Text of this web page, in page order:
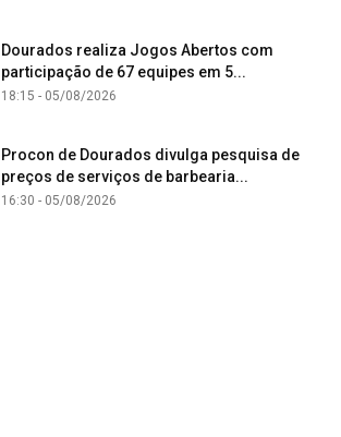
Dourados realiza Jogos Abertos com
participação de 67 equipes em 5...
18:15 - 05/08/2026
Procon de Dourados divulga pesquisa de
preços de serviços de barbearia...
16:30 - 05/08/2026